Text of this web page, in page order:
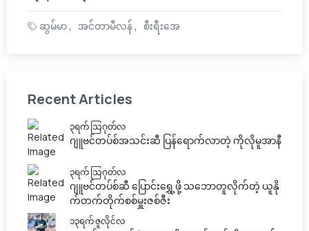
ဆွမ်မာ အင်တာမီလန် စီးရီးအေ
Recent Articles
၃ရက် သြဂုတ်လ
ဂျူဗင်တပ်စ်အသင်းဆီ ပြန်ရောက်လာတဲ့ ကိုလိုမူအာနီ
၃ရက် သြဂုတ်လ
ဂျူဗင်တပ်စ်ဆီ ပြောင်းရွှေ့ဖို့ သဘောတူလိုက်တဲ့ ယူနို
က်တက်တိုက်စစ်မှူးဇစ်ဇီး
၁၃ရက် ဇူလိုင်လ